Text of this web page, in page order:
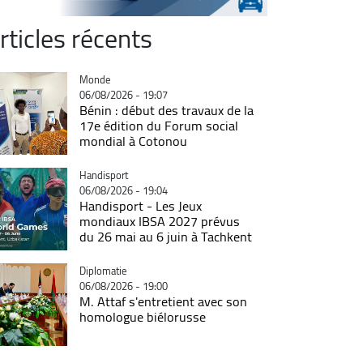
récents
Catégorie
Monde
06/08/2026 - 19:07
Bénin : début des travaux de la
17e édition du Forum social
mondial à Cotonou
Catégorie
Handisport
06/08/2026 - 19:04
Handisport - Les Jeux
mondiaux IBSA 2027 prévus
du 26 mai au 6 juin à Tachkent
Catégorie
Diplomatie
06/08/2026 - 19:00
M. Attaf s'entretient avec son
homologue biélorusse